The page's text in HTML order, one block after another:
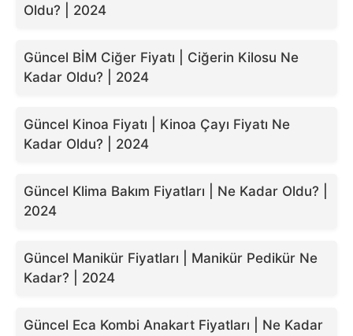
Oldu? | 2024
Güncel BİM Ciğer Fiyatı | Ciğerin Kilosu Ne
Kadar Oldu? | 2024
Güncel Kinoa Fiyatı | Kinoa Çayı Fiyatı Ne
Kadar Oldu? | 2024
Güncel Klima Bakım Fiyatları | Ne Kadar Oldu? |
2024
Güncel Manikür Fiyatları | Manikür Pedikür Ne
Kadar? | 2024
Güncel Eca Kombi Anakart Fiyatları | Ne Kadar